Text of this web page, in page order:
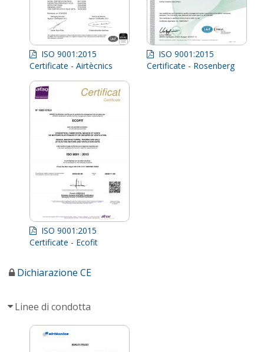
ISO 9001:2015
Certificate - Airtècnics
ISO 9001:2015
Certificate - Rosenberg
ISO 9001:2015
Certificate - Ecofit
Dichiarazione CE
Linee di condotta